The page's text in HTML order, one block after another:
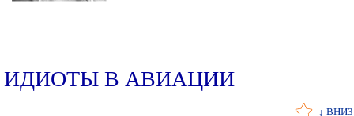
ИДИОТЫ В АВИАЦИИ
↓ ВНИЗ